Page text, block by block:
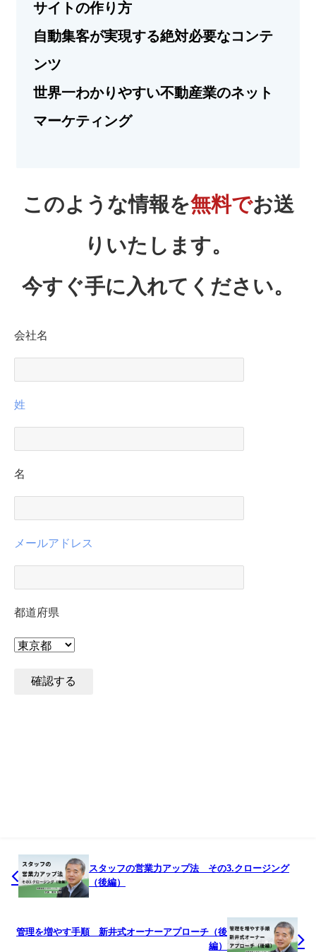
サイトの作り方
自動集客が実現する絶対必要なコンテ
ンツ
世界一わかりやすい不動産業のネット
マーケティング
このような情報を無料でお送
りいたします。
今すぐ手に入れてください。
会社名
姓
名
メールアドレス
都道府県
スタッフの営業力アップ法 その3.クロージング
（後編）
管理を増やす手順 新井式オーナーアプローチ（後
編）